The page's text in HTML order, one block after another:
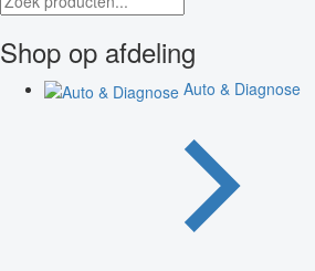
Shop op afdeling
Auto & Diagnose